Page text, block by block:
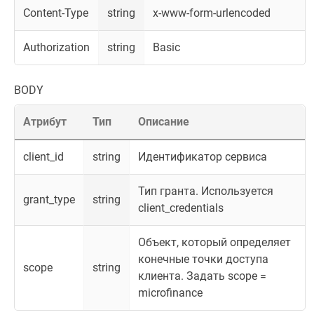
Content-Type string x-www-form-urlencoded
Authorization string Basic
BODY
Атрибут Тип Описание
client_id string Идентификатор сервиса
grant_type string
Тип гранта. Используется
client_credentials
scope string
Объект, который определяет
конечные точки доступа
клиента. Задать scope =
microfinance